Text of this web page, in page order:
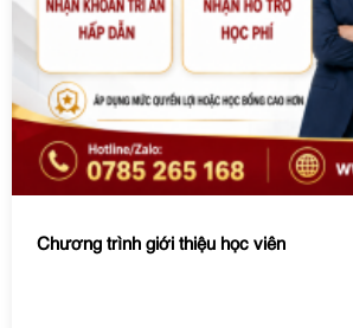
Chương trình giới thiệu học viên